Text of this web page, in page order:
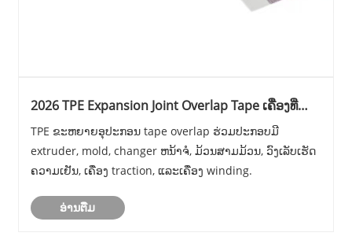
2026 TPE Expansion Joint Overlap Tape ເຄື່ອງທີ່
TPE ຂະຫຍາຍອຸປະກອນ tape overlap ຮ່ວມປະກອບມີ
extruder, mold, changer ຫນ້າຈໍ, ມ້ວນສາມມ້ວນ, ວົງເລັບເຮັດ
ຄວາມເຢັນ, ເຄື່ອງ traction, ແລະເຄື່ອງ winding.
ອ່ານ​ຕື່ມ